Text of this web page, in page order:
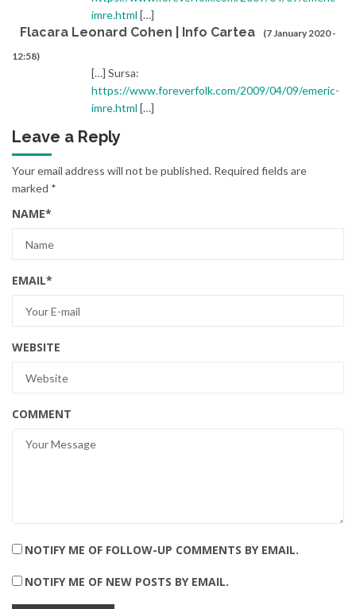
imre.html […]
Flacara Leonard Cohen | Info Cartea
(7 January 2020 -
12:58)
[…] Sursa:
https://www.foreverfolk.com/2009/04/09/emeric-
imre.html […]
Leave a Reply
Your email address will not be published. Required fields are
marked *
NAME*
EMAIL*
WEBSITE
COMMENT
NOTIFY ME OF FOLLOW-UP COMMENTS BY EMAIL.
NOTIFY ME OF NEW POSTS BY EMAIL.